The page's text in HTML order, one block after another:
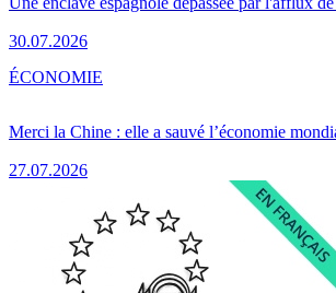
30.07.2026
Merci la Chine : elle a sauvé l’économie
27.07.2026
ÉCONOMIE